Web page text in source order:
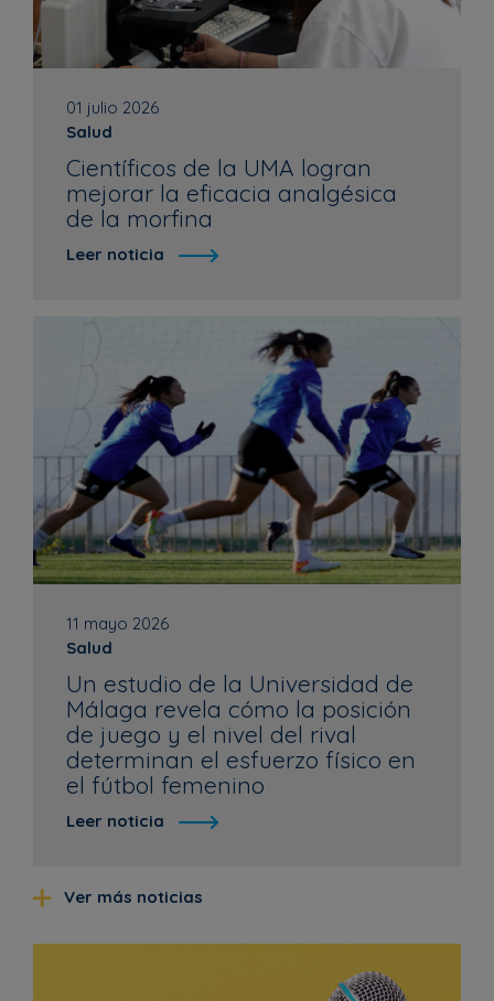
01 julio 2026
Salud
Científicos de la UMA logran
mejorar la eficacia analgésica
de la morfina
Leer noticia
11 mayo 2026
Salud
Un estudio de la Universidad de
Málaga revela cómo la posición
de juego y el nivel del rival
determinan el esfuerzo físico en
el fútbol femenino
Leer noticia
Ver más noticias